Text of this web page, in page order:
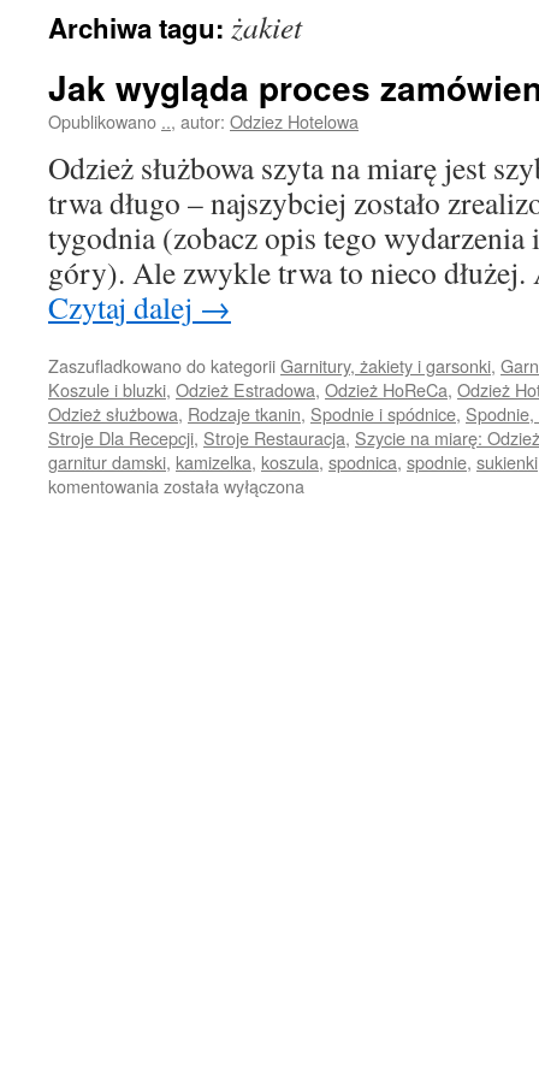
Archiwa tagu: żakiet
Jak wygląda proces
Opublikowano .., autor: Odziez Hotelowa
Odzież służbowa szyta na miarę jest
trwa długo – najszybciej zostało
tygodnia (zobacz opis tego
góry). Ale zwykle trwa to nieco
Czytaj dalej →
Zaszufladkowano do kategoriiGarnitury, żakiety i garsonki,
Koszule i bluzki, Odzież Estradowa, Odzież HoReCa, Odzież
Odzież służbowa, Rodzaje tkanin, Spodnie i spódnice,
Stroje Dla Recepcji, Stroje Restauracja, Szycie na miarę:
garnitur damski, kamizelka, koszula, spodnica, spodnie, sukienki
komentowania Jak
została wyłączona